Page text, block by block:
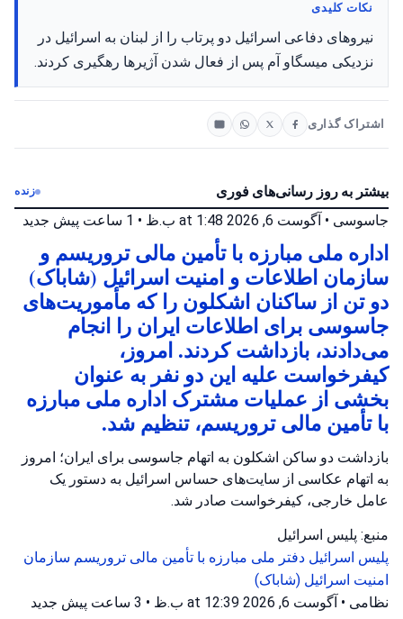
نکات کلیدی
نیروهای دفاعی اسرائیل دو پرتاب را از لبنان به اسرائیل در
نزدیکی میسگاو آم پس از فعال شدن آژیرها رهگیری کردند.
اشتراک گذاری
بیشتر به روز رسانی‌های فوری زنده
جاسوسی • آگوست 6, 2026 at 1:48 ب.ظ • 1 ساعت پیش جدید
اداره ملی مبارزه با تأمین مالی تروریسم و
سازمان اطلاعات و امنیت اسرائیل (شاباک)
دو تن از ساکنان اشکلون را که مأموریت‌های
جاسوسی برای اطلاعات ایران را انجام
می‌دادند، بازداشت کردند. امروز،
کیفرخواست علیه این دو نفر به عنوان
بخشی از عملیات مشترک اداره ملی مبارزه
با تأمین مالی تروریسم، تنظیم شد.
بازداشت دو ساکن اشکلون به اتهام جاسوسی برای ایران؛ امروز
به اتهام عکاسی از سایت‌های حساس اسرائیل به دستور یک
عامل خارجی، کیفرخواست صادر شد.
منبع: پلیس اسرائیل
پلیس اسرائیل دفتر ملی مبارزه با تأمین مالی تروریسم سازمان
امنیت اسرائیل (شاباک)
نظامی • آگوست 6, 2026 at 12:39 ب.ظ • 3 ساعت پیش جدید